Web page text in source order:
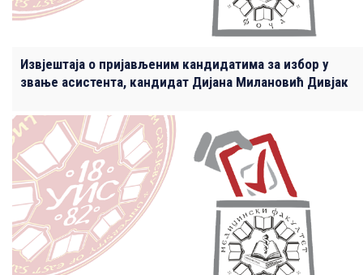
Извјештаја о пријављеним кандидатима за избор у
звање асистента, кандидат Дијана Милановић Дивјак